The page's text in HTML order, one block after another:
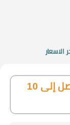
الاسعار
5% مقدم، وتقسيط يصل إلى 10